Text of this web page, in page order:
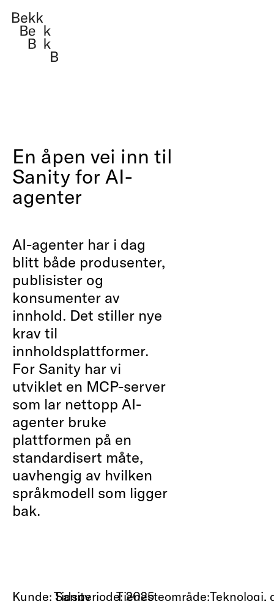
Om oss
Arbeider
Fag i Bekk
Jobb
Kontakt
Teknologi,
En åpen vei inn til
Sanity for AI-
agenter
AI-agenter har i dag
blitt både produsenter,
publisister og
konsumenter av
innhold. Det stiller nye
krav til
innholdsplattformer.
For Sanity har vi
utviklet en MCP-server
som lar nettopp AI-
agenter bruke
plattformen på en
standardisert måte,
uavhengig av hvilken
språkmodell som ligger
bak.
Kunde: SanityTidsperiode:2025
Tjenesteområde:Teknologi,